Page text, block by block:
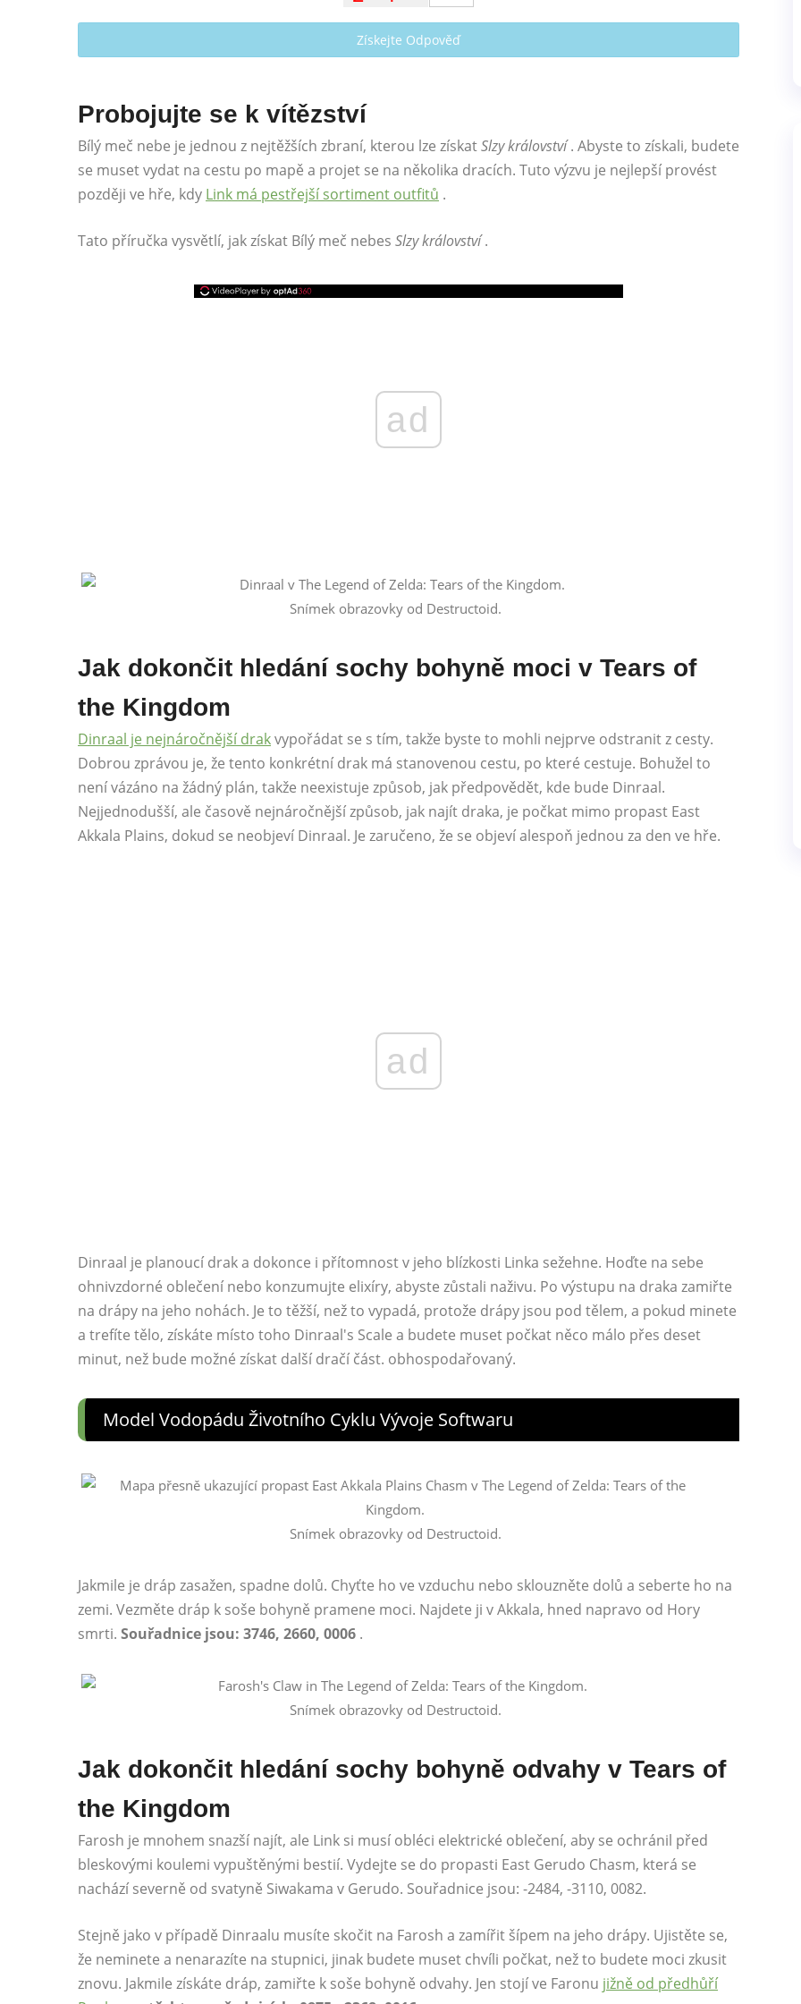
Získejte Odpověď
Probojujte se k vítězství
Bílý meč nebe je jednou z nejtěžších zbraní, kterou lze získatSlzy království. Abyste to získali, budete
se muset vydat na cestu po mapě a projet se na několika dracích. Tuto výzvu je nejlepší provést
později ve hře, kdy Link má pestřejší sortiment outfitů .
Tato příručka vysvětlí, jak získat Bílý meč nebes Slzy království.
ad
Snímek obrazovky od Destructoid.
Jak dokončit hledání sochy bohyně moci v Tears of
the Kingdom
Dinraal je nejnáročnější drakvypořádat se s tím, takže byste to mohli nejprve odstranit z cesty.
Dobrou zprávou je, že tento konkrétní drak má stanovenou cestu, po které cestuje. Bohužel to
není vázáno na žádný plán, takže neexistuje způsob, jak předpovědět, kde bude Dinraal.
Nejjednodušší, ale časově nejnáročnější způsob, jak najít draka, je počkat mimo propast East
Akkala Plains, dokud se neobjeví Dinraal. Je zaručeno, že se objeví alespoň jednou za den ve hře.
ad
Dinraal je planoucí drak a dokonce i přítomnost v jeho blízkosti Linka sežehne. Hoďte na sebe
ohnivzdorné oblečení nebo konzumujte elixíry, abyste zůstali naživu. Po výstupu na draka zamiřte
na drápy na jeho nohách. Je to těžší, než to vypadá, protože drápy jsou pod tělem, a pokud minete
a trefíte tělo, získáte místo toho Dinraal's Scale a budete muset počkat něco málo přes deset
minut, než bude možné získat další dračí část. obhospodařovaný.
Model Vodopádu Životního Cyklu Vývoje Softwaru
Snímek obrazovky od Destructoid.
Jakmile je dráp zasažen, spadne dolů. Chyťte ho ve vzduchu nebo sklouzněte dolů a seberte ho na
zemi. Vezměte dráp k soše bohyně pramene moci. Najdete ji v Akkala, hned napravo od Hory
smrti. Souřadnice jsou: 3746, 2660, 0006 .
Snímek obrazovky od Destructoid.
Jak dokončit hledání sochy bohyně odvahy v Tears of
the Kingdom
Farosh je mnohem snazší najít, ale Link si musí obléci elektrické oblečení, aby se ochránil před
bleskovými koulemi vypuštěnými bestií. Vydejte se do propasti East Gerudo Chasm, která se
nachází severně od svatyně Siwakama v Gerudo. Souřadnice jsou: -2484, -3110, 0082.
Stejně jako v případě Dinraalu musíte skočit na Farosh a zamířit šípem na jeho drápy. Ujistěte se,
že neminete a nenarazíte na stupnici, jinak budete muset chvíli počkat, než to budete moci zkusit
znovu. Jakmile získáte dráp, zamiřte k soše bohyně odvahy. Jen stojí ve Faronu jižně od předhůří